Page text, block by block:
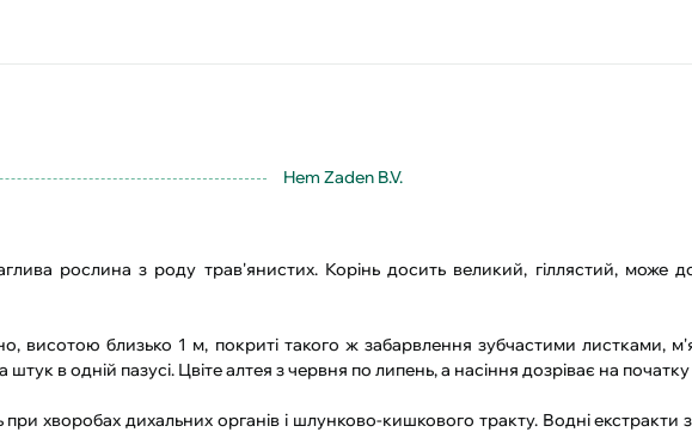
Hem Zaden B.V.
рослина з роду трав'янистих. Корінь досить великий, гіллястий, може
висотою близько 1 м, покриті такого ж забарвлення зубчастими листками,
штук в одній пазусі. Цвіте алтея з червня по липень, а насіння дозріває на початку
при хворобах дихальних органів і шлунково-кишкового тракту. Водні екстракти